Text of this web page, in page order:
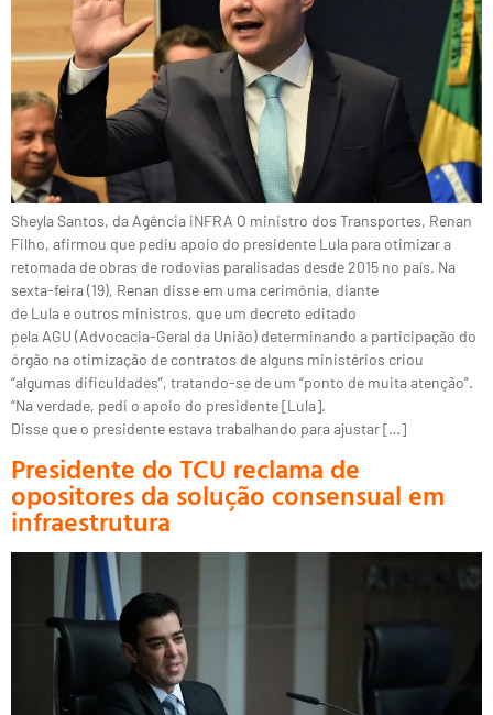
Sheyla Santos, da Agência iNFRA O ministro dos Transportes, Renan
Filho, afirmou que pediu apoio do presidente Lula para otimizar a
retomada de obras de rodovias paralisadas desde 2015 no país. Na
sexta-feira (19), Renan disse em uma cerimônia, diante
de Lula e outros ministros, que um decreto editado
pela AGU (Advocacia-Geral da União) determinando a participação do
órgão na otimização de contratos de alguns ministérios criou
“algumas dificuldades”, tratando-se de um “ponto de muita atenção”.
“Na verdade, pedi o apoio do presidente [Lula].
Disse que o presidente estava trabalhando para ajustar […]
Presidente do TCU reclama de
opositores da solução consensual em
infraestrutura